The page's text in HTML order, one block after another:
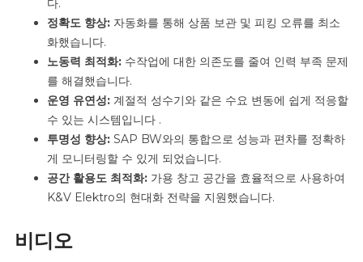
다.
정확도 향상: 자동화를 통해 상품 보관 및 피킹 오류를 최소
화했습니다.
노동력 최적화: 수작업에 대한 의존도를 줄여 인력 부족 문제
를 해결했습니다.
운영 유연성: 계절적 성수기와 같은 수요 변동에 쉽게 적응할
수 있는 시스템입니다 .
투명성 향상: SAP BW와의 통합으로 성능과 편차를 정확하
게 모니터링할 수 있게 되었습니다.
공간 활용도 최적화: 가용 창고 공간을 효율적으로 사용하여
K&V Elektro의 현대화 전략을 지원했습니다.
비디오